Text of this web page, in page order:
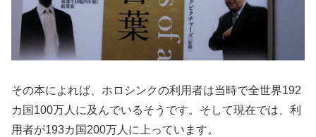
その本によれば、ホロシンクの利用者は当時で全世界192
カ国100万人 に及んでいるそうです。そして現在では、利
用者が193カ国200万人 に上っています。